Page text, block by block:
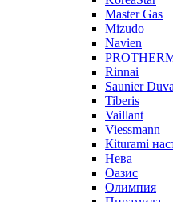
Master Gas
Mizudo
Navien
Rinnai
Saunier
Tiberis
Vaillant
Viessmann
Кiturami
Нева
Оазис
Олимпия